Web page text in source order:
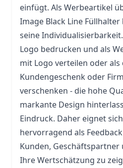
einfügt. Als Werbeartikel
Image Black Line
seine
Logo bedrucken und als
mit Logo verteilen oder als
Kundengeschenk oder
verschenken - die hohe
markante Design
Eindruck. Daher eignet
hervorragend als
Kunden,
Ihre Wertschätzung zu